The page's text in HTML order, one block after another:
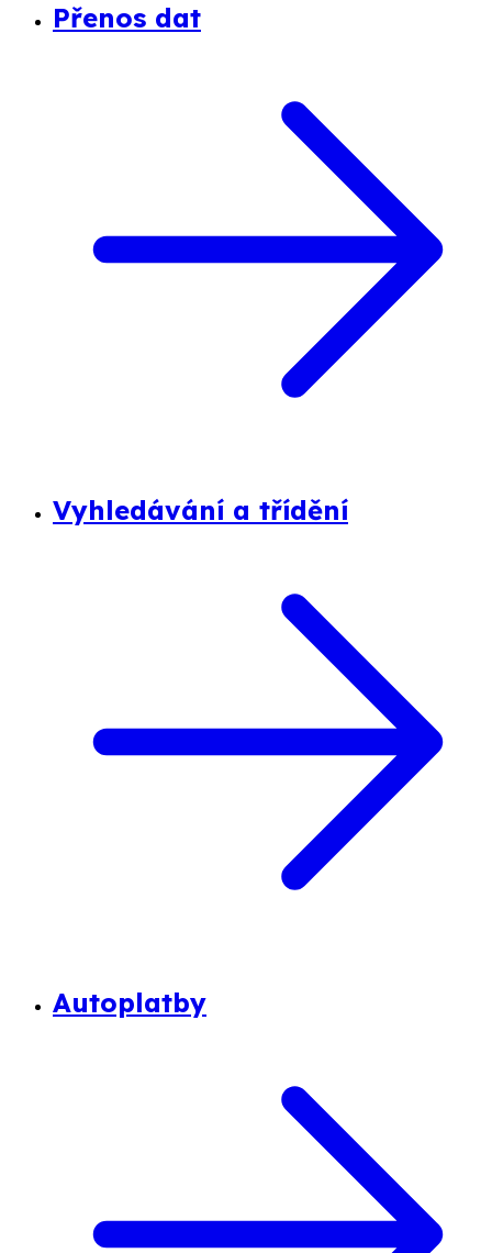
Přenos dat
Vyhledávání a třídění
Autoplatby